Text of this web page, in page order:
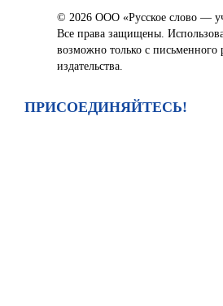
© 2026 ООО «Русское слово —
Все права защищены.
возможно только с письменного
издательства.
ПРИСОЕДИНЯЙТЕСЬ!